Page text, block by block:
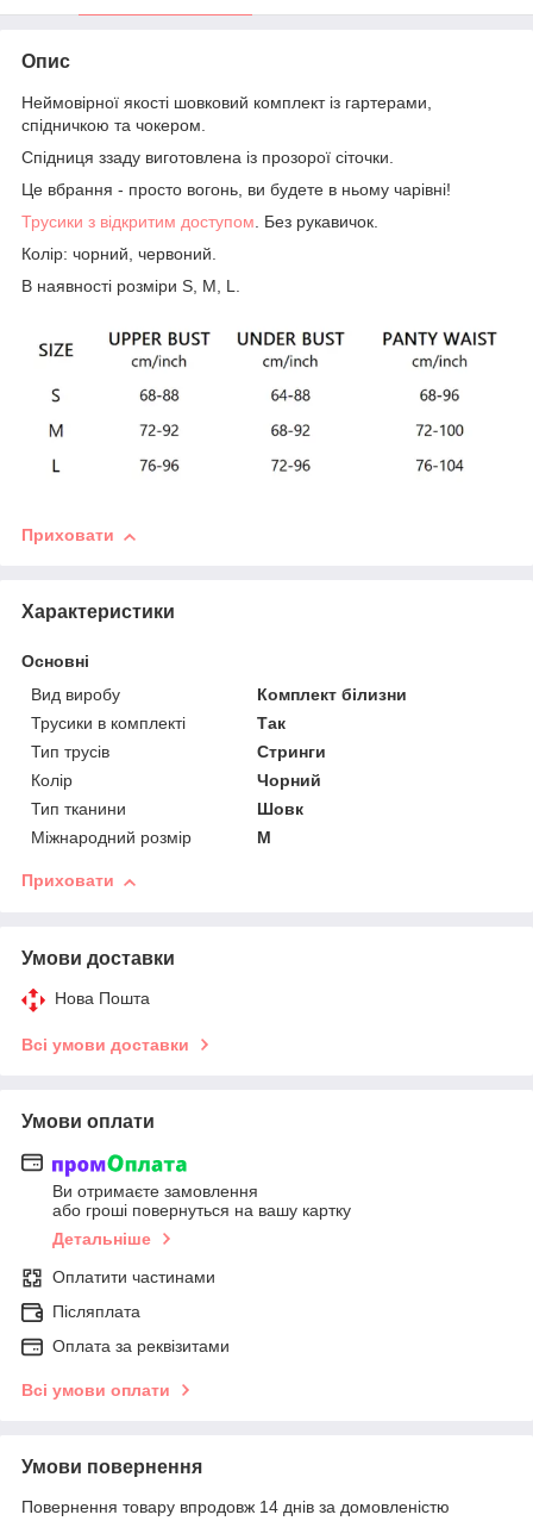
Опис
Неймовірної якості шовковий комплект із гартерами,
спідничкою та чокером.
Спідниця ззаду виготовлена із прозорої сіточки.
Це вбрання - просто вогонь, ви будете в ньому чарівні!
Трусики з відкритим доступом. Без рукавичок.
Колір: чорний, червоний.
В наявності розміри S, M, L.
Приховати
Характеристики
Основні
Вид виробу
Комплект білизни
Трусики в комплекті
Так
Тип трусів
Стринги
Колір
Чорний
Тип тканини
Шовк
Міжнародний розмір
M
Приховати
Умови доставки
Нова Пошта
Всі умови доставки
Умови оплати
Ви отримаєте замовлення
або гроші повернуться на вашу картку
Детальніше
Оплатити частинами
Післяплата
Оплата за реквізитами
Всі умови оплати
Умови повернення
Повернення товару впродовж 14 днів за домовленістю